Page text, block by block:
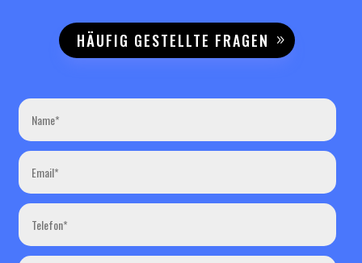
HÄUFIG GESTELLTE FRAGEN